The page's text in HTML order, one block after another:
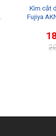
Kìm cắt
Fujiya